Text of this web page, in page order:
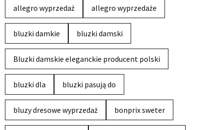
allegro wyprzedaż allegro wyprzedaże
bluzki damkie bluzki damski
Bluzki damskie eleganckie producent polski
bluzki dla bluzki pasują do
bluzy dresowe wyprzedaż bonprix sweter